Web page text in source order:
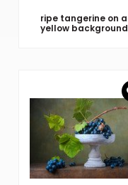
ripe tangerine on a
yellow background